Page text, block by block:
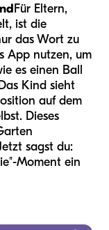
Für Eltern,
ist die
das Wort zu
App nutzen, um
es einen Ball
Kind sieht
auf dem
Dieses
sagst du:
Moment ein